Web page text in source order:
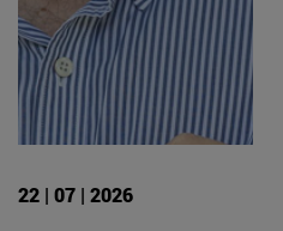
22 | 07 | 2026